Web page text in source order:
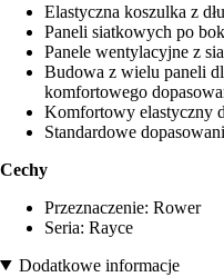
Elastyczna koszulka z
Paneli siatkowych po
Panele wentylacyjne z
Budowa z wielu paneli
komfortowego
Komfortowy elastyczny
Standardowe
Cechy
Przeznaczenie: Rower
Seria: Rayce
Dodatkowe informacje